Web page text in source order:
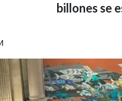
billones se